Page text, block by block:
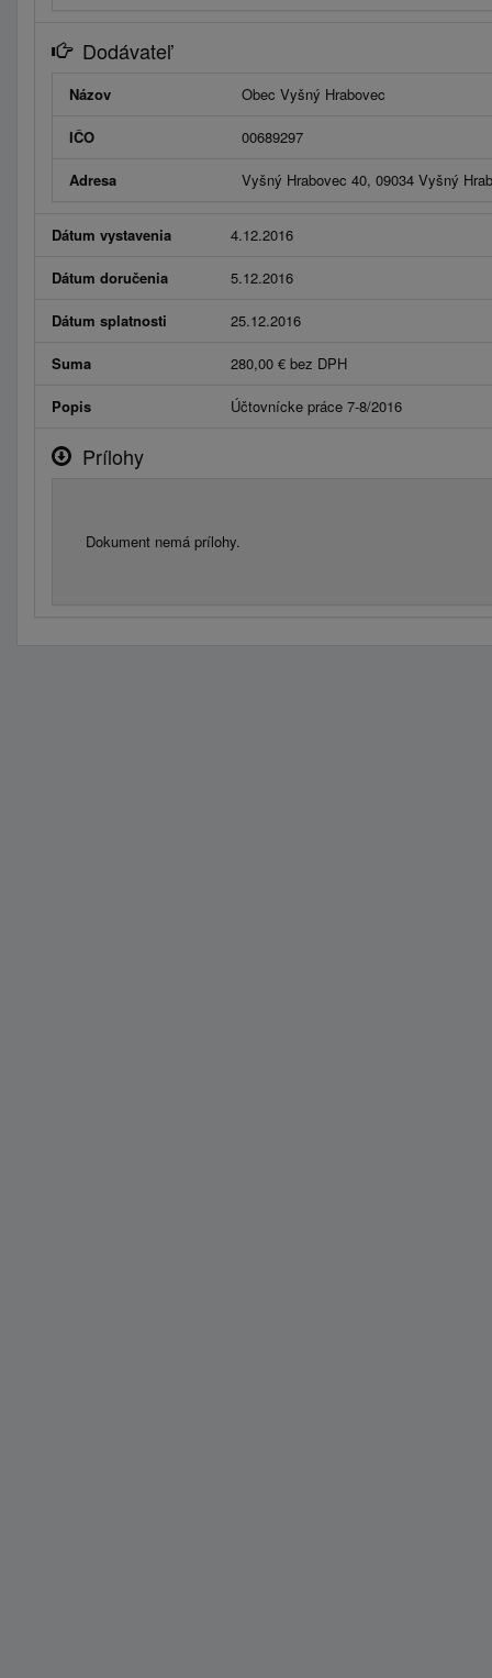
Dodávateľ
Názov Obec Vyšný Hrabovec
IČO 00689297
Adresa Vyšný Hrabovec 40, 09034 Vyšný
Dátum vystavenia 4.12.2016
Dátum doručenia 5.12.2016
Dátum splatnosti 25.12.2016
Suma 280,00 € bez DPH
Popis Účtovnícke práce 7-8/2016
Prílohy
Dokument nemá prílohy.